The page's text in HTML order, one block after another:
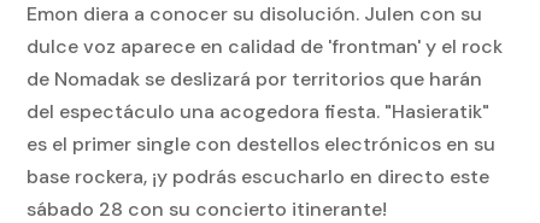
Emon diera a conocer su disolución. Julen con su
dulce voz aparece en calidad de 'frontman' y el rock
de Nomadak se deslizará por territorios que harán
del espectáculo una acogedora fiesta. "Hasieratik"
es el primer single con destellos electrónicos en su
base rockera, ¡y podrás escucharlo en directo este
sábado 28 con su concierto itinerante!